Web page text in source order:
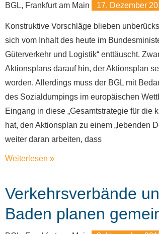
BGL, Frankfurt am Main 17. Dezember
Konstruktive Vorschläge blieben
sich vom Inhalt des heute im
Güterverkehr und Logistik“ enttäuscht.
Aktionsplans darauf hin, der Aktionsplan
worden. Allerdings muss der BGL mit
des Sozialdumpings im europäischen
Eingang in diese „Gesamtstrategie für die
hat, den Aktionsplan zu einem „lebenden
weiter daran arbeiten, dass
Weiterlesen »
Verkehrsverbände
Baden planen